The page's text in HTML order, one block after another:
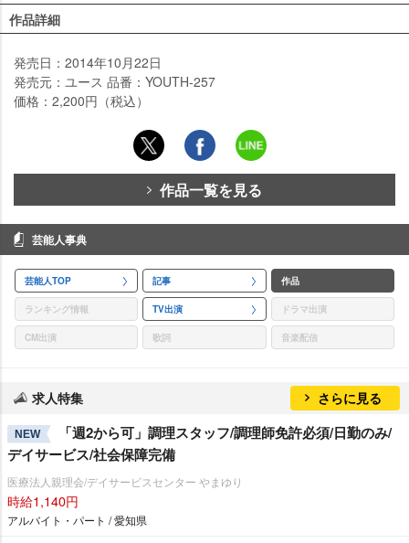
作品詳細
発売日：2014年10月22日
発売元：ユース 品番：YOUTH-257
価格：2,200円（税込）
作品一覧を見る
芸能人事典
芸能人TOP 記事 作品
ランキング情報 TV出演 ドラマ出演
CM出演 歌詞 音楽配信
求人特集 さらに見る
NEW
「週2から可」調理スタッフ/調理師免許必須/日勤のみ/
デイサービス/社会保障完備
医療法人親理会/デイサービスセンター やまゆり
時給1,140円
アルバイト・パート / 愛知県